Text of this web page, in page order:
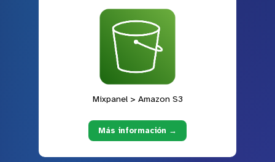
Mixpanel > Amazon S3
Más información →